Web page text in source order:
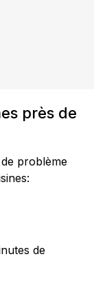
près de
problème
de